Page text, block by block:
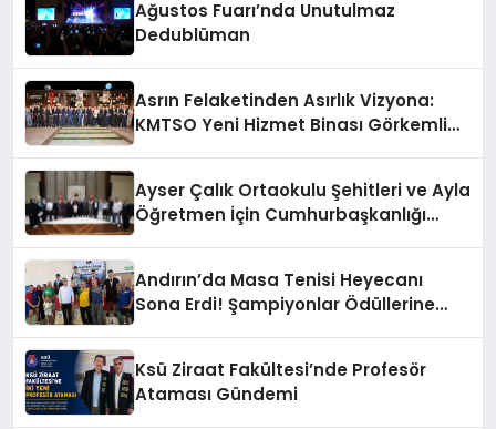
Ağustos Fuarı’nda Unutulmaz
Dedublüman
Asrın Felaketinden Asırlık Vizyona:
KMTSO Yeni Hizmet Binası Görkemli
Ayser Çalık Ortaokulu Şehitleri ve Ayla
Öğretmen İçin Cumhurbaşkanlığı
Andırın’da Masa Tenisi Heyecanı
Sona Erdi! Şampiyonlar Ödüllerine
Ksü Ziraat Fakültesi’nde Profesör
Ataması Gündemi